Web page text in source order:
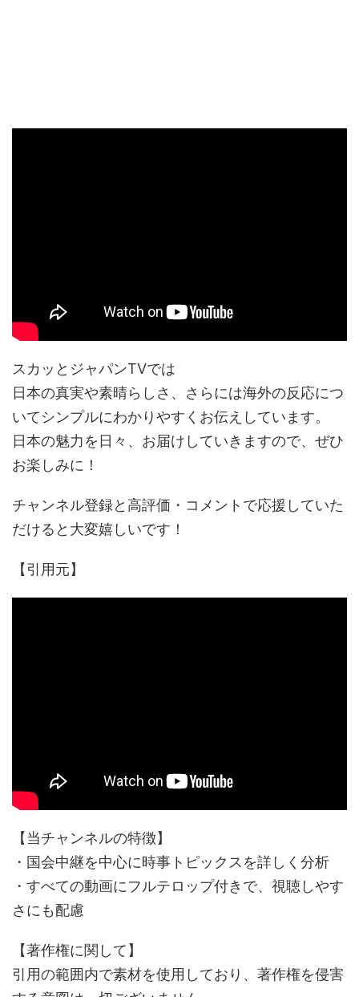
スカッとジャパンTVでは
日本の真実や素晴らしさ、さらには海外の反応につ
いてシンプルにわかりやすくお伝えしています。
日本の魅力を日々、お届けしていきますので、ぜひ
お楽しみに！
チャンネル登録と高評価・コメントで応援していた
だけると大変嬉しいです！
【引用元】
【当チャンネルの特徴】
・国会中継を中心に時事トピックスを詳しく分析
・すべての動画にフルテロップ付きで、視聴しやす
さにも配慮
【著作権に関して】
引用の範囲内で素材を使用しており、著作権を侵害